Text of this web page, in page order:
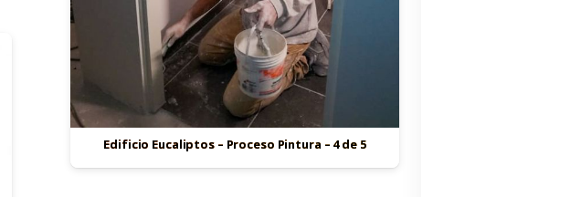
Edificio Eucaliptos – Proceso Pintura – 4 de 5